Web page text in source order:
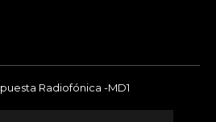
Radiofónica -MD1